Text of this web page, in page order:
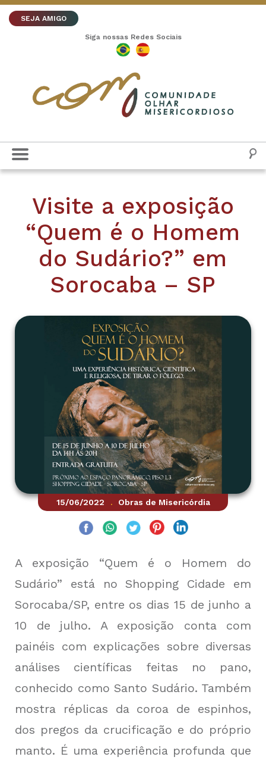
SEJA AMIGO
Siga nossas Redes Sociais
Visite a exposição
“Quem é o Homem
do Sudário?” em
Sorocaba – SP
15/06/2022 . Obras de Misericórdia
A exposição “Quem é o Homem do
Sudário” está no Shopping Cidade em
Sorocaba/SP, entre os dias 15 de junho a
10 de julho. A exposição conta com
painéis com explicações sobre diversas
análises científicas feitas no pano,
conhecido como Santo Sudário. Também
mostra réplicas da coroa de espinhos,
dos pregos da crucificação e do próprio
manto. É uma experiência profunda que